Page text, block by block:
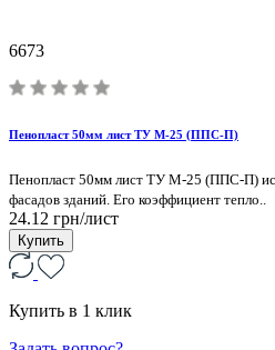
6673
Пенопласт 50мм лист ТУ М-25 (ППС-П)
Пенопласт 50мм лист ТУ М-25 (ППС-П)
фасадов зданий. Его коэффициент тепло..
24.12 грн/лист
Купить
Купить в 1 клик